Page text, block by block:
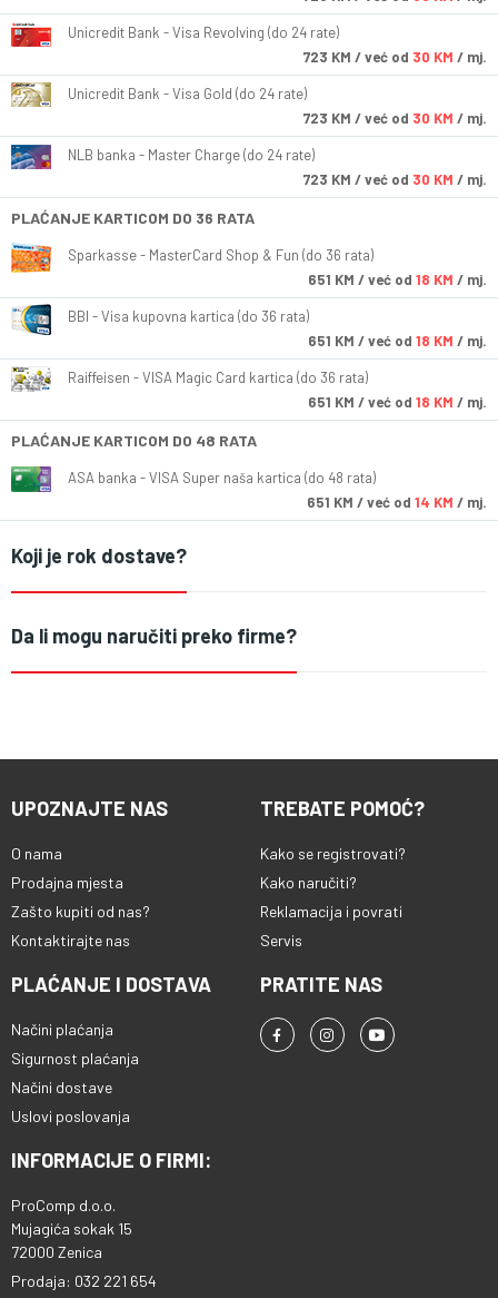
Unicredit Bank - Visa Revolving (do 24 rate)
723 KM / već od 30 KM / mj.
Unicredit Bank - Visa Gold (do 24 rate)
723 KM / već od 30 KM / mj.
NLB banka - Master Charge (do 24 rate)
723 KM / već od 30 KM / mj.
PLAĆANJE KARTICOM DO 36 RATA
Sparkasse - MasterCard Shop & Fun (do 36 rata)
651 KM / već od 18 KM / mj.
BBI - Visa kupovna kartica (do 36 rata)
651 KM / već od 18 KM / mj.
Raiffeisen - VISA Magic Card kartica (do 36 rata)
651 KM / već od 18 KM / mj.
PLAĆANJE KARTICOM DO 48 RATA
ASA banka - VISA Super naša kartica (do 48 rata)
651 KM / već od 14 KM / mj.
Koji je rok dostave?
Da li mogu naručiti preko firme?
UPOZNAJTE NAS
O nama
Prodajna mjesta
Zašto kupiti od nas?
Kontaktirajte nas
TREBATE POMOĆ?
Kako se registrovati?
Kako naručiti?
Reklamacija i povrati
Servis
PLAĆANJE I DOSTAVA
Načini plaćanja
Sigurnost plaćanja
Načini dostave
Uslovi poslovanja
PRATITE NAS
INFORMACIJE O FIRMI:
ProComp d.o.o.
Mujagića sokak 15
72000 Zenica
Prodaja: 032 221 654